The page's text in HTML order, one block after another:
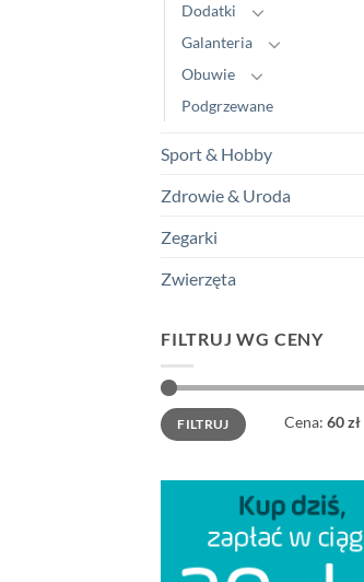
Dodatki
Galanteria
Obuwie
Podgrzewane
Sport & Hobby
Zdrowie & Uroda
Zegarki
Zwierzęta
FILTRUJ WG CENY
Cena
min
Cena
maxFILTRUJ Cena: 60 zł